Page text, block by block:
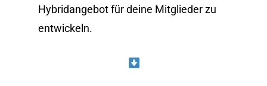
Hybridangebot für deine Mitglieder zu
entwickeln.